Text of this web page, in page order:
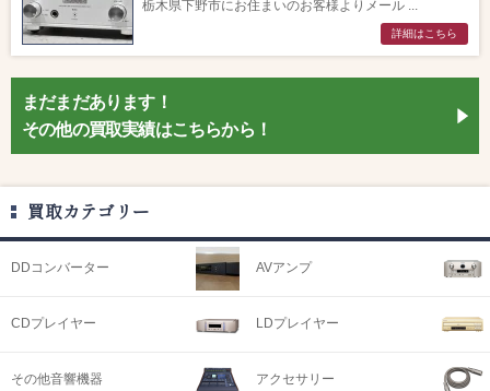
栃木県下野市にお住まいのお客様よりメール ...
詳細はこちら
まだまだあります！
その他の買取実績はこちらから！
買取カテゴリー
DDコンバーター AVアンプ
CDプレイヤー LDプレイヤー
その他音響機器 アクセサリー